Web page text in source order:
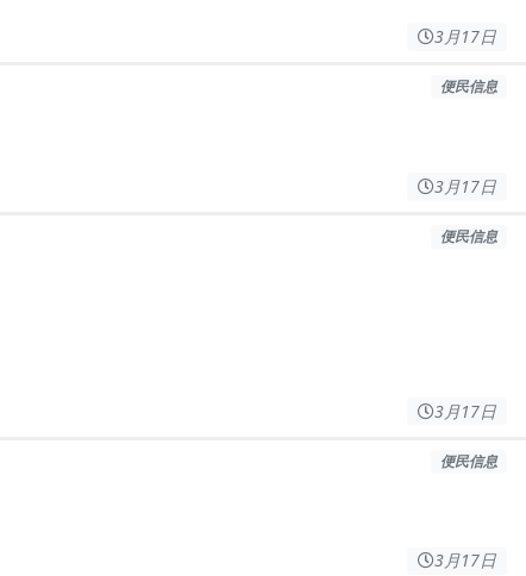
3月17日
便民信息
3月17日
便民信息
3月17日
便民信息
3月17日